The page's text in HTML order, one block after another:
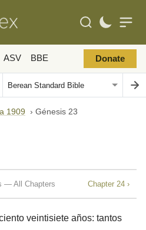
ASV BBE Donate
1909 › Génesis 23
— All Chapters Chapter 24 ›
veintisiete años: tantos